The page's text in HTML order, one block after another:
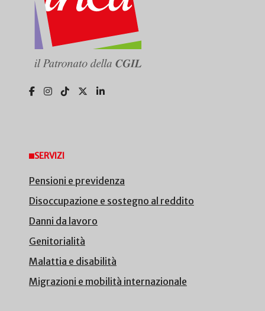
SERVIZI
Pensioni e previdenza
Disoccupazione e sostegno al reddito
Danni da lavoro
Genitorialità
Malattia e disabilità
Migrazioni e mobilità internazionale